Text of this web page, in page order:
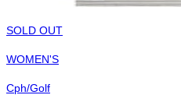
SOLD OUT
WOMEN'S
Cph/Golf